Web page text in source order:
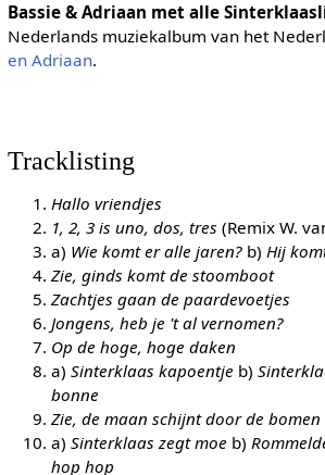
Bassie & Adriaan met alle
Nederlands muziekalbum van het
en Adriaan.
Tracklisting
Hallo vriendjes
1, 2, 3 is uno, dos, tres (Remix W.
a) Wie komt er alle jaren?b) Hij
Zie, ginds komt de stoomboot
Zachtjes gaan de paardevoetjes
Jongens, heb je 't al vernomen?
Op de hoge, hoge daken
a) Sinterklaas kapoentje b)
bonne
Zie, de maan schijnt door de bomen
a) Sinterklaas zegt moe b)
hop hop